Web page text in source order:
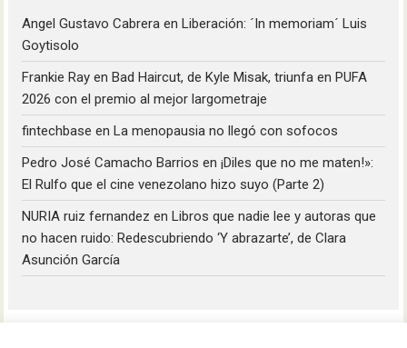
Angel Gustavo Cabrera enLiberación: ´In memoriam´ Luis
Goytisolo
Frankie Ray enBad Haircut, de Kyle Misak, triunfa en PUFA
2026 con el premio al mejor largometraje
fintechbase enLa menopausia no llegó con sofocos
Pedro José Camacho Barrios en¡Diles que no me maten!»:
El Rulfo que el cine venezolano hizo suyo (Parte 2)
NURIA ruiz fernandez enLibros que nadie lee y autoras que
no hacen ruido: Redescubriendo ‘Y abrazarte’, de Clara
Asunción García